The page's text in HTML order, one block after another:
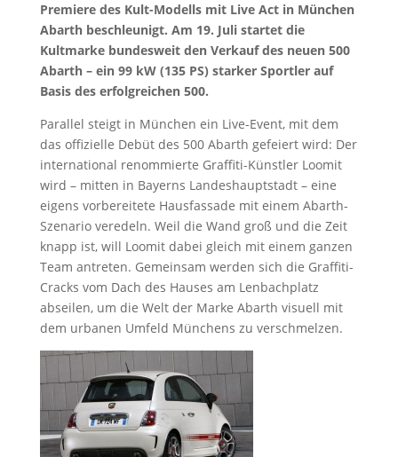
Premiere des Kult-Modells mit Live Act in München
Abarth beschleunigt. Am 19. Juli startet die
Kultmarke bundesweit den Verkauf des neuen 500
Abarth – ein 99 kW (135 PS) starker Sportler auf
Basis des erfolgreichen 500.
Parallel steigt in München ein Live-Event, mit dem
das offizielle Debüt des 500 Abarth gefeiert wird: Der
international renommierte Graffiti-Künstler Loomit
wird – mitten in Bayerns Landeshauptstadt – eine
eigens vorbereitete Hausfassade mit einem Abarth-
Szenario veredeln. Weil die Wand groß und die Zeit
knapp ist, will Loomit dabei gleich mit einem ganzen
Team antreten. Gemeinsam werden sich die Graffiti-
Cracks vom Dach des Hauses am Lenbachplatz
abseilen, um die Welt der Marke Abarth visuell mit
dem urbanen Umfeld Münchens zu verschmelzen.